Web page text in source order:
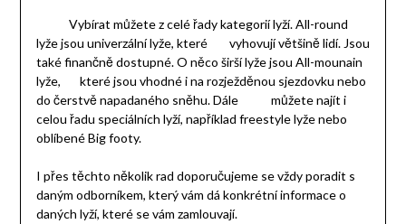
Vybírat můžete z celé řady kategorií lyží. All-round
lyže jsou univerzální lyže, které vyhovují většině lidí. Jsou
také finančně dostupné. O něco širší lyže jsou All-mounain
lyže, které jsou vhodné i na rozježděnou sjezdovku nebo
do čerstvě napadaného sněhu. Dále můžete najít i
celou řadu speciálních lyží, například freestyle lyže nebo
oblíbené Big footy.
I přes těchto několik rad doporučujeme se vždy poradit s
daným odborníkem, který vám dá konkrétní informace o
daných lyží, které se vám zamlouvají.